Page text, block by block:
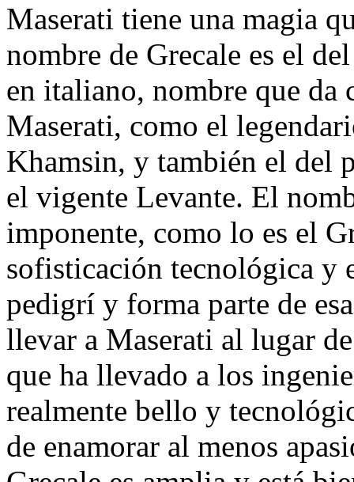
Maserati tiene una magia
nombre de Grecale es el
en italiano, nombre que da
Maserati, como el
Khamsin, y también el del
el vigente Levante. El
imponente, como lo es el
sofisticación tecnológica y
pedigrí y forma parte de
llevar a Maserati al lugar
que ha llevado a los
realmente bello y
de enamorar al menos